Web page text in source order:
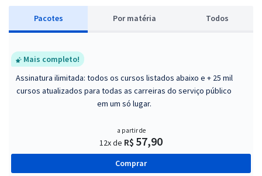
Pacotes Por matéria Todos
Mais completo!
Assinatura ilimitada: todos os cursos listados abaixo e + 25 mil
cursos atualizados para todas as carreiras do serviço público
em um só lugar.
a partir de
12x de R$ 57,90
Comprar